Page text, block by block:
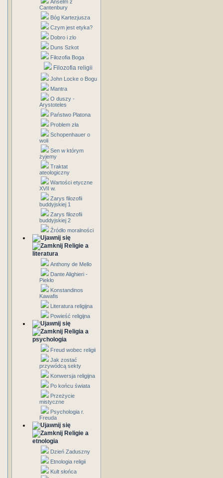
Anselm z
Cantenbury
Bóg Kartezjusza
Czym jest etyka?
Dobro i zlo
Duns Szkot
Filozofia Boga
Filozofia religii
John Locke o Bogu
Mantra
O duszy -
Arystoteles
Państwo Platona
Problem zła
Schopenhauer o
woli
Sen w którym
żyjemy
Traktat
ateologiczny
Wartości etyczne
XVII w.
Zarys filozofii
buddyjskiej 1
Zarys filozofii
buddyjskiej 2
Źródło moralności
Religie a
literatura
Anthony de Mello
Dante Alighieri -
Piekło
Konstandinos
Kawafis
Literatura religijna
Powieść religijna
Religia a
psychologia
Freud wobec religii
Jak zostać
przywódcą sekty
Konwersja religijna
Po końcu świata
Przeżycie
mistyczne
Psychologia r.
Freuda
Religie a
etnologia
Dzień Zaduszny
Etnologia religii
Kult słońca